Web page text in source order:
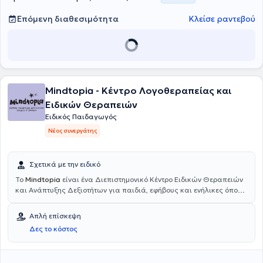
Επόμενη διαθεσιμότητα Κλείσε ραντεβού
Mindtopia - Κέντρο Λογοθεραπείας και
Ειδικών Θεραπειών
Ειδικός Παιδαγωγός
Νέος συνεργάτης
Σχετικά με την ειδικό
To Mindtopia είναι ένα Διεπιστημονικό Κέντρο Ειδικών Θεραπειών
και Ανάπτυξης Δεξιοτήτων για παιδιά, εφήβους και ενήλικες όπου η
Προσφέρονται υπηρεσίες Ειδικού Παιδαγωγού με εξατομικευμένα
εκπαιδευτικά προγράμματα για παιδιά με μαθησιακές δυσκολίες,
υποστηρίζοντας την ανάπτυξη κοινωνικών και συναισθηματικών
δεξιοτήτων. Επιπλέον, προσφέρονται υπηρεσίες Εργοθεραπείας, η
Απλή επίσκεψη
Δες το κόστος